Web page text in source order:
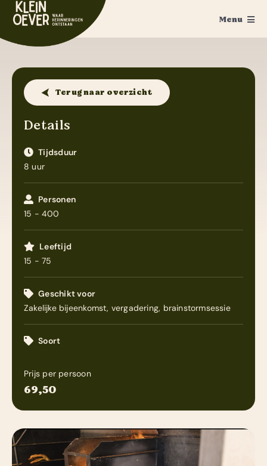
naar
inhoud
Menu
Feesten
Groepsaccommodatie
Survivalkamp
Manege
Schoolkamp
Contact
Terug naar overzicht
Details
Tijdsduur
8 uur
Personen
15 - 400
Leeftijd
15 - 75
Geschikt voor
Zakelijke bijeenkomst, vergadering, brainstormsessie
Soort
Prijs per persoon
69,50